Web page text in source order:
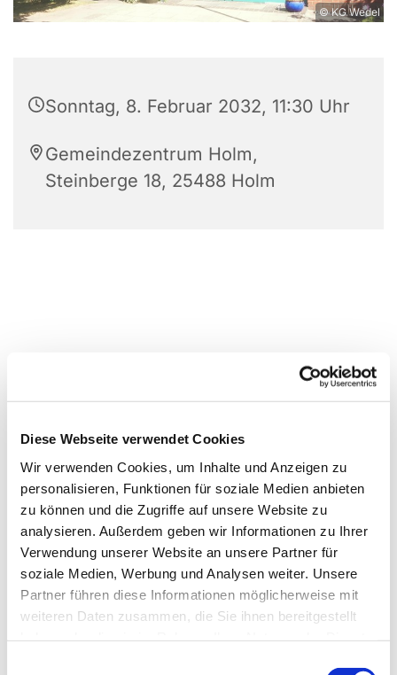
Diese Webseite verwendet Cookies
Wir verwenden Cookies, um Inhalte und Anzeigen zu
personalisieren, Funktionen für soziale Medien anbieten
zu können und die Zugriffe auf unsere Website zu
analysieren. Außerdem geben wir Informationen zu Ihrer
Verwendung unserer Website an unsere Partner für
soziale Medien, Werbung und Analysen weiter. Unsere
Partner führen diese Informationen möglicherweise mit
weiteren Daten zusammen, die Sie ihnen bereitgestellt
© KG Wedel
Sonntag, 8. Februar 2032, 11:30 Uhr
Gemeindezentrum Holm,
Steinberge 18, 25488 Holm
Dies könnte Sie auch
interessieren